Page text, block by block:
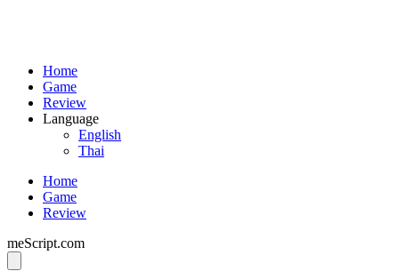
Home
Game
Review
Language
English
Thai
Home
Game
Review
meScript.com